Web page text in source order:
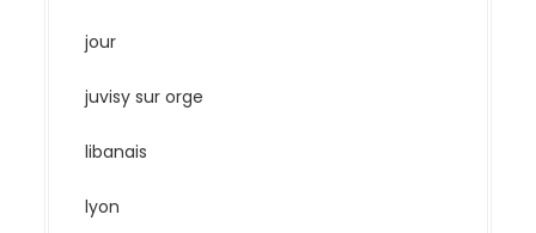
jour
juvisy sur orge
libanais
lyon